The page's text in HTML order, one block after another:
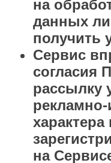
на
данных
получить
Сервис
согласия
рассылку
на